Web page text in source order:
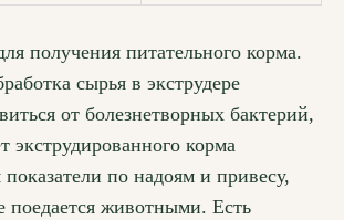
получения питательного корма.
сырья в экструдере
от болезнетворных бактерий,
экструдированного корма
по надоям и привесу,
поедается животными. Есть